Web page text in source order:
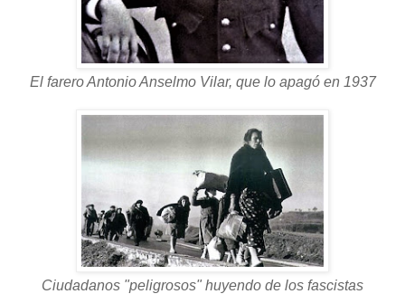
El farero Antonio Anselmo Vilar, que lo apagó en 1937
Ciudadanos "peligrosos" huyendo de los fascistas